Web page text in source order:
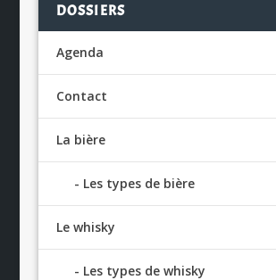
DOSSIERS
Agenda
Contact
La bière
Les types de bière
Le whisky
Les types de whisky